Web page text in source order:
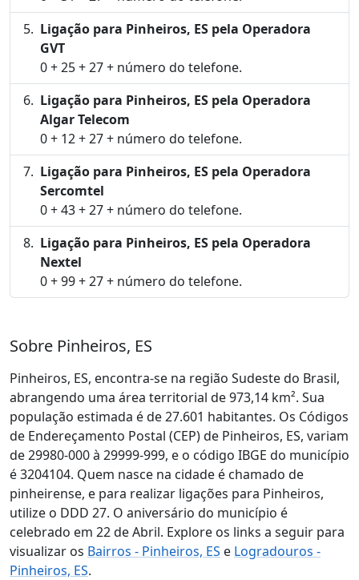
Ligação para Pinheiros, ES pela Operadora
GVT
0 + 25 + 27 + número do telefone.
Ligação para Pinheiros, ES pela Operadora
Algar Telecom
0 + 12 + 27 + número do telefone.
Ligação para Pinheiros, ES pela Operadora
Sercomtel
0 + 43 + 27 + número do telefone.
Ligação para Pinheiros, ES pela Operadora
Nextel
0 + 99 + 27 + número do telefone.
Sobre Pinheiros, ES
Pinheiros, ES, encontra-se na região Sudeste do Brasil,
abrangendo uma área territorial de 973,14 km². Sua
população estimada é de 27.601 habitantes. Os Códigos
de Endereçamento Postal (CEP) de Pinheiros, ES, variam
de 29980-000 à 29999-999, e o código IBGE do município
é 3204104. Quem nasce na cidade é chamado de
pinheirense, e para realizar ligações para Pinheiros,
utilize o DDD 27. O aniversário do município é
celebrado em 22 de Abril. Explore os links a seguir para
visualizar os Bairros - Pinheiros, ES e Logradouros -
Pinheiros, ES.